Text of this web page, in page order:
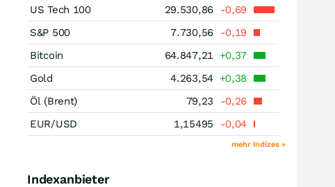
US Tech 100
29.530,86
-0,69
S&P 500
7.730,56
-0,19
Bitcoin
64.847,21 +0,37
Gold
4.263,54 +0,38
Öl (Brent)
79,23
-0,26
EUR/USD
1,15495 -0,04
mehr Indizes »
Indexanbieter